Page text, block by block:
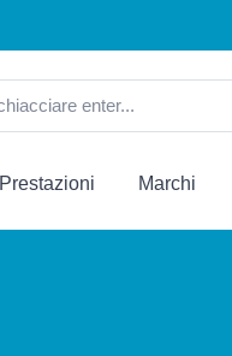
Prestazioni Marchi